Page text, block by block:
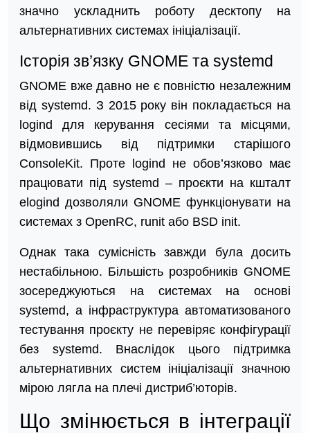
значно ускладнить роботу десктопу на
альтернативних системах ініціалізації.
Історія зв’язку GNOME та systemd
GNOME вже давно не є повністю незалежним
від systemd. З 2015 року він покладається на
logind для керування сесіями та місцями,
відмовившись від підтримки старішого
ConsoleKit. Проте logind не обов’язково має
працювати під systemd – проєкти на кшталт
elogind дозволяли GNOME функціонувати на
системах з OpenRC, runit або BSD init.
Однак така сумісність завжди була досить
нестабільною. Більшість розробників GNOME
зосереджуються на системах на основі
systemd, а інфраструктура автоматизованого
тестування проєкту не перевіряє конфігурації
без systemd. Внаслідок цього підтримка
альтернативних систем ініціалізації значною
мірою лягла на плечі дистриб’юторів.
Що змінюється в інтеграції